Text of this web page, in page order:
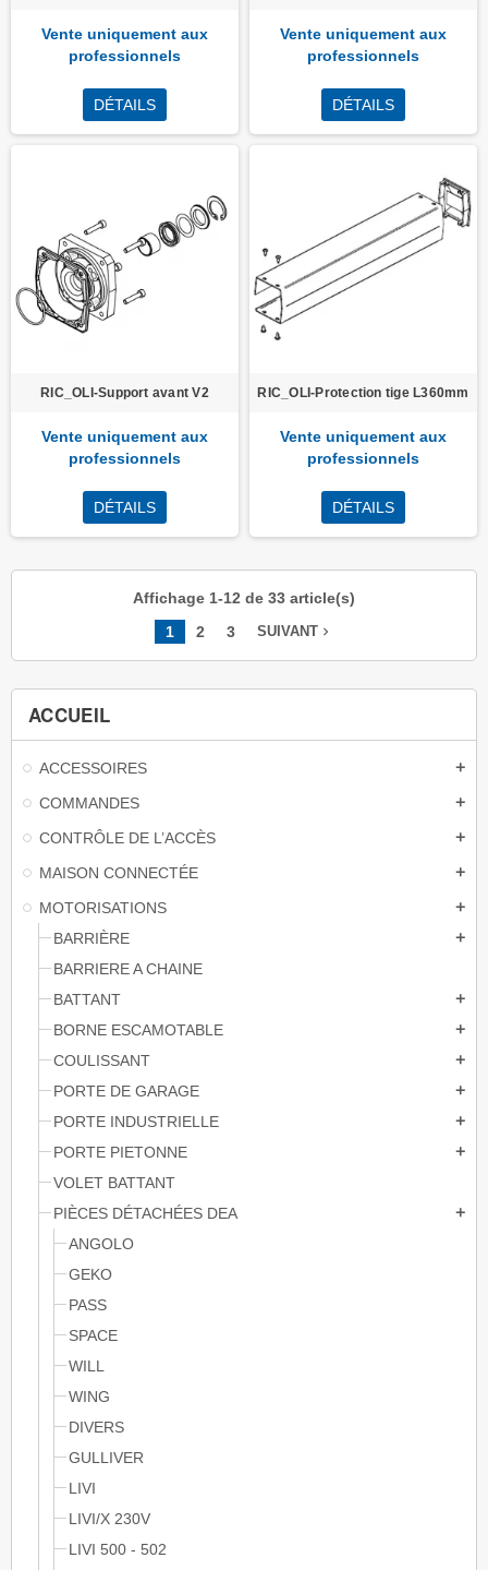
ACCUEIL
ACCESSOIRES add
COMMANDES add
CONTRÔLE DE L’ACCÈS add
MAISON CONNECTÉE add
MOTORISATIONS add
BARRIÈRE add
BARRIERE A CHAINE
BATTANT
add
BORNE ESCAMOTABLE add
COULISSANT add
PORTE DE GARAGE add
PORTE INDUSTRIELLE add
PORTE PIETONNE add
VOLET BATTANT
PIÈCES DÉTACHÉES DEA
add
ANGOLO
GEKO
PASS
SPACE
WILL
WING
DIVERS
GULLIVER
LIVI
LIVI/X 230V
LIVI 500 - 502
Vente uniquement aux
professionnels
DÉTAILS
Vente uniquement aux
professionnels
DÉTAILS
RIC_OLI-Support avant V2
Vente uniquement aux
professionnels
DÉTAILS
RIC_OLI-Protection tige L360mm
Vente uniquement aux
professionnels
DÉTAILS
Affichage 1-12 de 33 article(s)
1
2 3 SUIVANT navigate_next